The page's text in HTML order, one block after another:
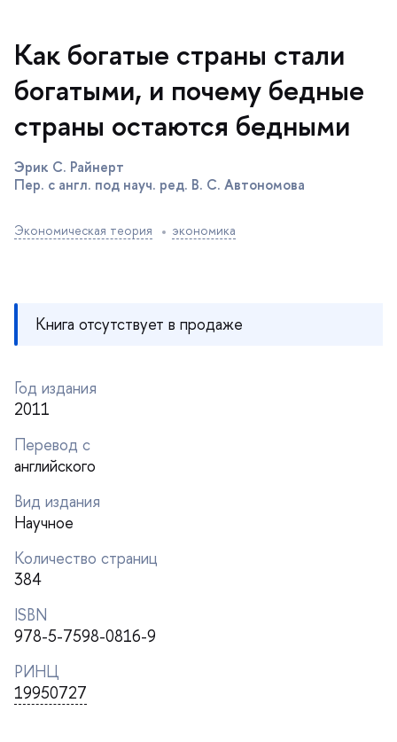
Как богатые страны стали
огатыми, и почему бедные
страны остаются бедными
Эрик С. Райнерт
Пер. с англ. под науч. ред. В. С. Автономова
Экономическая теория экономика
Книга отсутствует в продаже
Год издания
2011
Перевод с
английского
ид издания
Научное
Количество страниц
384
ISBN
978-5-7598-0816-9
РИНЦ
19950727